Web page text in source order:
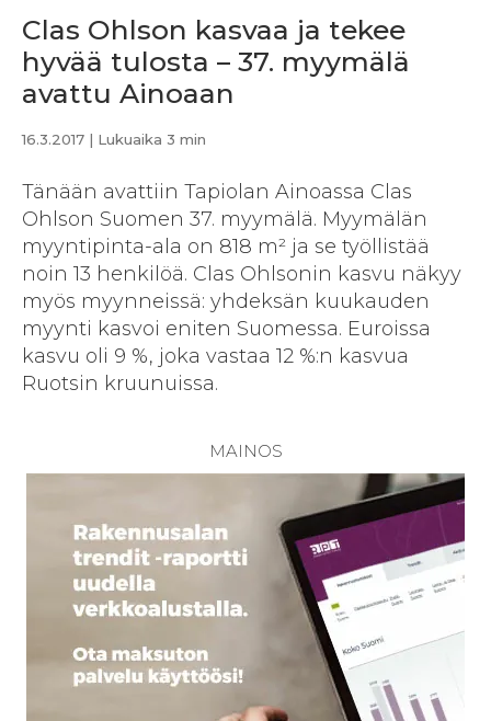
Clas Ohlson kasvaa ja tekee
hyvää tulosta – 37. myymälä
avattu Ainoaan
16.3.2017 | Lukuaika 3 min
Tänään avattiin Tapiolan Ainoassa Clas
Ohlson Suomen 37. myymälä. Myymälän
myyntipinta-ala on 818 m² ja se työllistää
noin 13 henkilöä. Clas Ohlsonin kasvu näkyy
myös myynneissä: yhdeksän kuukauden
myynti kasvoi eniten Suomessa. Euroissa
kasvu oli 9 %, joka vastaa 12 %:n kasvua
Ruotsin kruunuissa.